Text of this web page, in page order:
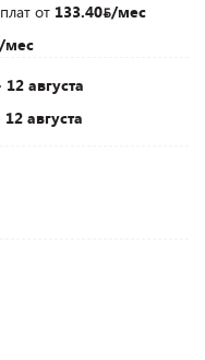
от 133.40 /мес
/мес
12 августа
12 августа